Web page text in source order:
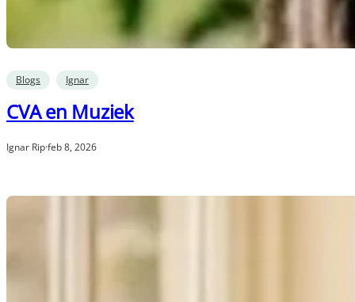
Blogs Ignar
CVA en Muziek
Ignar Rip·feb 8, 2026